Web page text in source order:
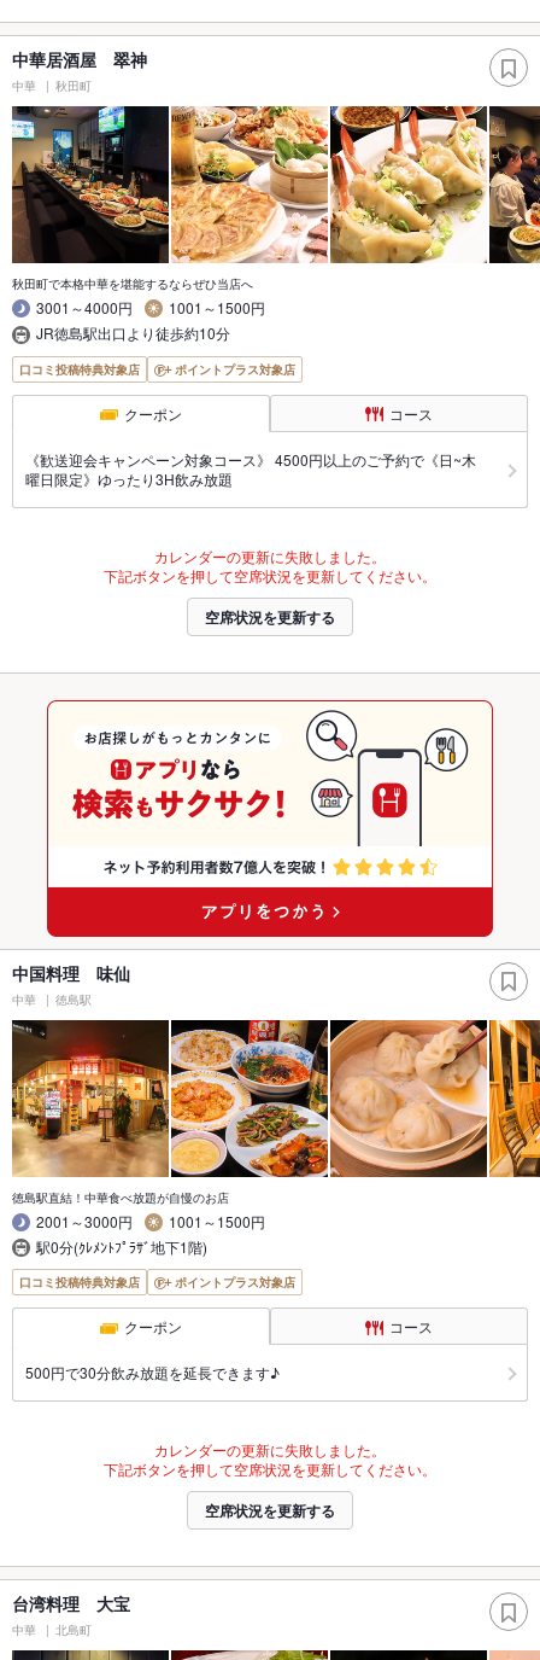
中華居酒屋 翠神
中華 秋田町
秋田町で本格中華を堪能するならぜひ当店へ
3001～4000円
1001～1500円
JR徳島駅出口より徒歩約10分
口コミ投稿特典対象店 ポイントプラス対象店
クーポン コース
《歓送迎会キャンペーン対象コース》 4500円以上のご予約で《日~木
曜日限定》ゆったり3H飲み放題
カレンダーの更新に失敗しました。
下記ボタンを押して空席状況を更新してください。
空席状況を更新する
中国料理 味仙
中華 徳島駅
徳島駅直結！中華食べ放題が自慢のお店
2001～3000円
1001～1500円
駅0分(ｸﾚﾒﾝﾄﾌﾟﾗｻﾞ地下1階)
口コミ投稿特典対象店 ポイントプラス対象店
クーポン コース
500円で30分飲み放題を延長できます♪
カレンダーの更新に失敗しました。
下記ボタンを押して空席状況を更新してください。
空席状況を更新する
台湾料理 大宝
中華 北島町